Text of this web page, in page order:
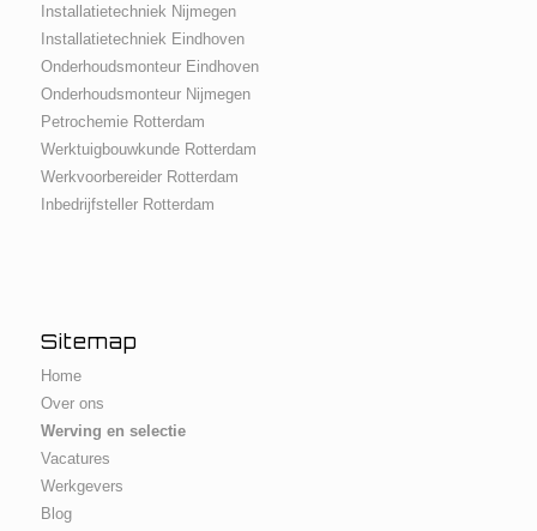
Installatietechniek Nijmegen
Installatietechniek Eindhoven
Onderhoudsmonteur Eindhoven
Onderhoudsmonteur Nijmegen
Petrochemie Rotterdam
Werktuigbouwkunde Rotterdam
Werkvoorbereider Rotterdam
Inbedrijfsteller Rotterdam
Sitemap
Home
Over ons
Werving en selectie
Vacatures
Werkgevers
Blog